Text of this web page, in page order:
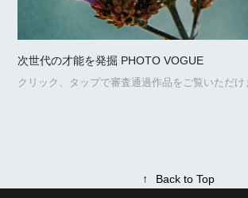
次世代の才能を発掘 PHOTO VOGUE
クリック、タップで審査通過作品をご覧いただけ
↑ Back to Top